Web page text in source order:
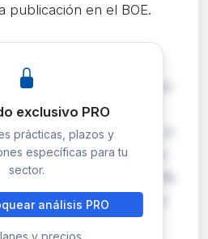
publicación en el BOE.
abre concurso-
una plaza de
Local, perteneciente a
Especial, subescala
El proceso se desarrolla
interna, por lo que solo
ya integrados…
exclusivo PRO
prácticas, plazos y
específicas para tu
sector.
análisis PRO
y precios